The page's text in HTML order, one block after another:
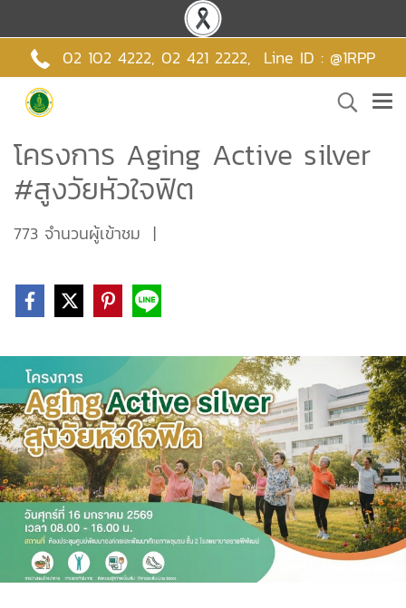
02 102 4222, 02 421 2222, Line ID : @1RPP
โครงการ Aging Active silver
#สูงวัยหัวใจฟิต
773 จำนวนผู้เข้าชม |